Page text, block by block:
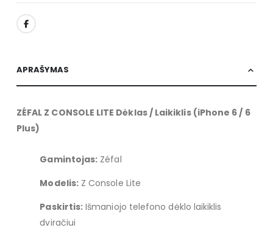
APRAŠYMAS
ZÉFAL Z CONSOLE LITE Dėklas / Laikiklis (iPhone 6 / 6
Plus)
Gamintojas: Zéfal
Modelis:Z Console Lite
Paskirtis: Išmaniojo telefono dėklo laikiklis
dviračiui